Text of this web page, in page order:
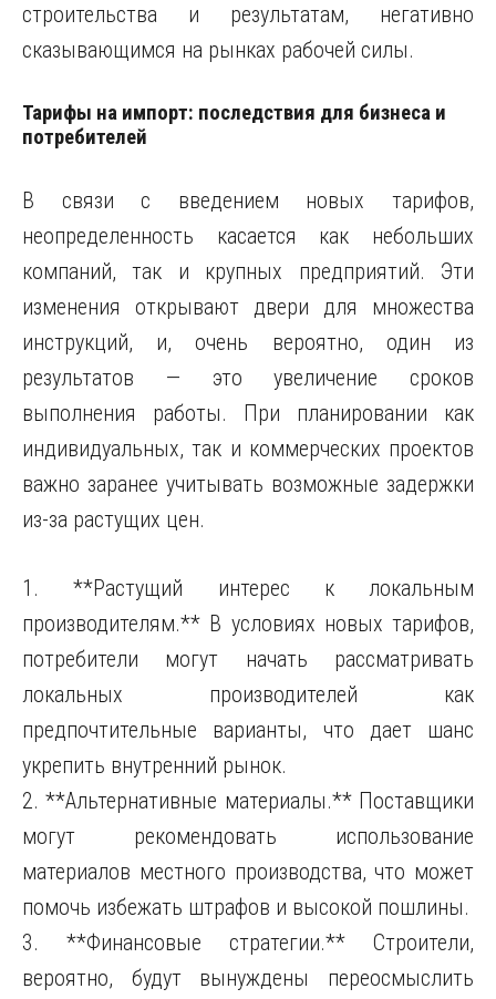
строительства и результатам, негативно
сказывающимся на рынках рабочей силы.
Тарифы на импорт: последствия для бизнеса и
потребителей
В связи с введением новых тарифов,
неопределенность касается как небольших
компаний, так и крупных предприятий. Эти
изменения открывают двери для множества
инструкций, и, очень вероятно, один из
результатов — это увеличение сроков
выполнения работы. При планировании как
индивидуальных, так и коммерческих проектов
важно заранее учитывать возможные задержки
из-за растущих цен.
1. **Растущий интерес к локальным
производителям.** В условиях новых тарифов,
потребители могут начать рассматривать
локальных производителей как
предпочтительные варианты, что дает шанс
укрепить внутренний рынок.
2. **Альтернативные материалы.** Поставщики
могут рекомендовать использование
материалов местного производства, что может
помочь избежать штрафов и высокой пошлины.
3. **Финансовые стратегии.** Строители,
вероятно, будут вынуждены переосмыслить